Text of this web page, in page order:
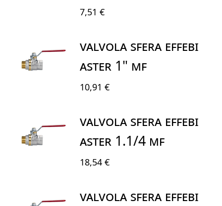
7,51 €
VALVOLA SFERA EFFEBI
ASTER 1" MF
10,91 €
VALVOLA SFERA EFFEBI
ASTER 1.1/4 MF
18,54 €
VALVOLA SFERA EFFEBI